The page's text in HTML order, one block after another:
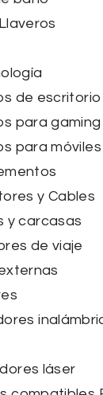
de escritorio
para gaming
para móviles
y Cables
y carcasas
de viaje
láser